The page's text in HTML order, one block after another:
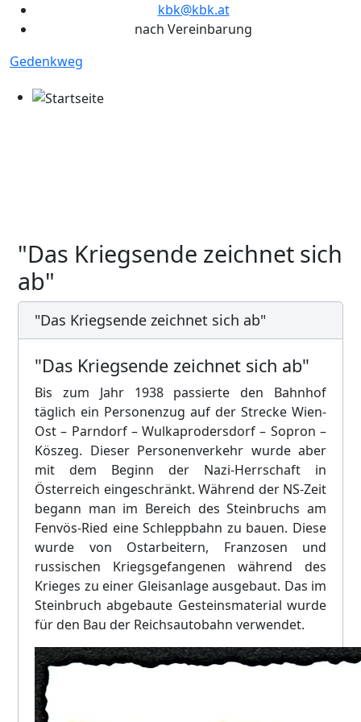
kbk@kbk.at
nach Vereinbarung
Gedenkweg
"Das Kriegsende zeichnet sich
ab"
"Das Kriegsende zeichnet sich ab"
"Das Kriegsende zeichnet sich ab"
Bis zum Jahr 1938 passierte den Bahnhof
täglich ein Personenzug auf der Strecke Wien-
Ost – Parndorf – Wulkaprodersdorf – Sopron –
Köszeg. Dieser Personenverkehr wurde aber
mit dem Beginn der Nazi-Herrschaft in
Österreich eingeschränkt. Während der NS-Zeit
begann man im Bereich des Steinbruchs am
Fenvös-Ried eine Schleppbahn zu bauen. Diese
wurde von Ostarbeitern, Franzosen und
russischen Kriegsgefangenen während des
Krieges zu einer Gleisanlage ausgebaut. Das im
Steinbruch abgebaute Gesteinsmaterial wurde
für den Bau der Reichsautobahn verwendet.